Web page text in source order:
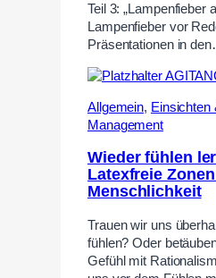
Teil 3: „Lampenfieber
Lampenfieber vor
Präsentationen in
Allgemein, Einsichten
Management
Wieder fühlen
Latexfreie
Menschlichkeit
Trauen wir uns
fühlen? Oder
Gefühl mit